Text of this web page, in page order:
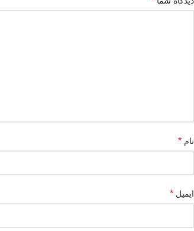
نام *
ایمیل *